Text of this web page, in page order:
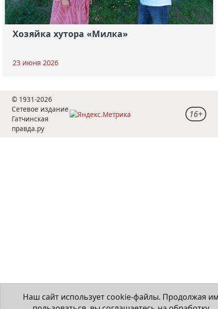
Хозяйка хутора «Милка»
23 июня 2026
Наш сайт использует cookie-файлы. Продолжая
© 1931-2026
Сетевое издание
Гатчинская
правда.ру
16+